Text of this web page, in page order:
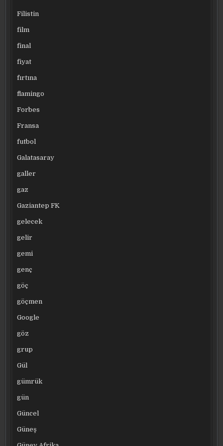
Filistin
film
final
fiyat
fırtına
flamingo
Forbes
Fransa
futbol
Galatasaray
galler
gaz
Gaziantep FK
gelecek
gelir
gemi
genç
göç
göçmen
Google
göz
grup
Gül
gümrük
gün
Güncel
Güneş